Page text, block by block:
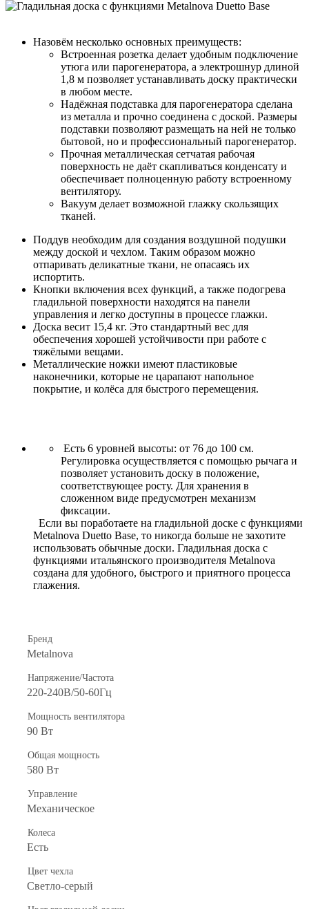
Назовём несколько основных преимуществ:
Встроенная розетка делает удобным подключение
утюга или парогенератора, а электрошнур длиной
1,8 м позволяет устанавливать доску практически
в любом месте.
Надёжная подставка для парогенератора сделана
из металла и прочно соединена с доской. Размеры
подставки позволяют размещать на ней не только
бытовой, но и профессиональный парогенератор.
Прочная металлическая сетчатая рабочая
поверхность не даёт скапливаться конденсату и
обеспечивает полноценную работу встроенному
вентилятору.
Вакуум делает возможной глажку скользящих
тканей.
Поддув необходим для создания воздушной подушки
между доской и чехлом. Таким образом можно
отпаривать деликатные ткани, не опасаясь их
испортить.
Кнопки включения всех функций, а также подогрева
гладильной поверхности находятся на панели
управления и легко доступны в процессе глажки.
Доска весит 15,4 кг. Это стандартный вес для
обеспечения хорошей устойчивости при работе с
тяжёлыми вещами.
Металлические ножки имеют пластиковые
наконечники, которые не царапают напольное
покрытие, и колёса для быстрого перемещения.
Есть 6 уровней высоты: от 76 до 100 см.
Регулировка осуществляется с помощью рычага и
позволяет установить доску в положение,
соответствующее росту. Для хранения в
сложенном виде предусмотрен механизм
фиксации.
Если вы поработаете на гладильной доске с функциями
Metalnova Duetto Base, то никогда больше не захотите
использовать обычные доски. Гладильная доска с
функциями итальянского производителя Metalnova
создана для удобного, быстрого и приятного процесса
глажения.
Бренд
Metalnova
Напряжение/Частота
220-240В/50-60Гц
Мощность вентилятора
90 Вт
Общая мощность
580 Вт
Управление
Механическое
Колеса
Есть
Цвет чехла
Светло-серый